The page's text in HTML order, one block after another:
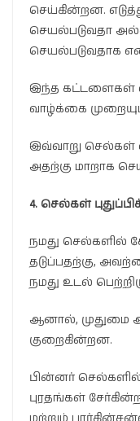
செய்கின்றன.
செயல்படுவதா
செயல்படுவதாக
இந்த கட்டளைகள்
வாழ்க்கை
இவ்வாறு செல்கள்
அதற்கு மாறாக
4. செல்கள்
நமது செல்களில்
தடுப்பதற்கு,
நமது உடல்
ஆனால், முதுமை
குறைகின்றன.
பின்னர்
புரதங்கள்